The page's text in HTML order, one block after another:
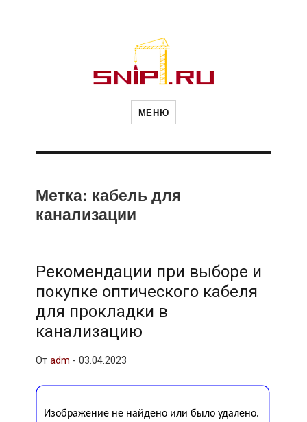
Новости
и
другие связанные со стройкой
МЕНЮ
Метка: кабель для
канализации
Рекомендации при выборе и
покупке оптического кабеля
для прокладки в
канализацию
От adm - 03.04.2023